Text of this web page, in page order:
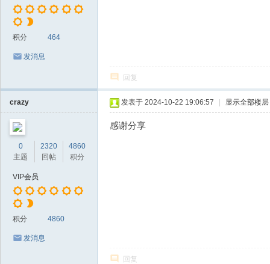
积分 464
发消息
回复
crazy
0
主题
2320
回帖
4860
积分
VIP会员
积分 4860
发消息
发表于 2024-10-22 19:06:57 显示全部楼层
感谢分享
回复